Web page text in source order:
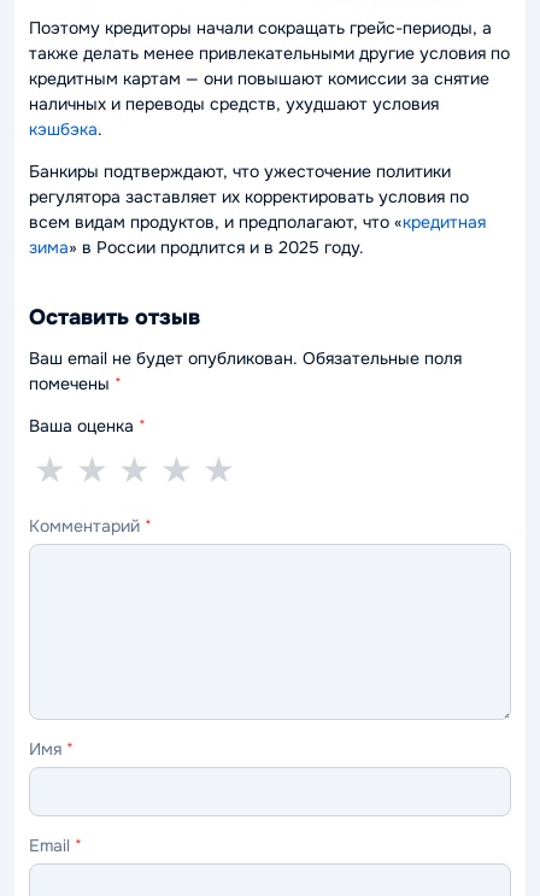
Поэтому кредиторы начали сокращать грейс-периоды, а
также делать менее привлекательными другие условия по
кредитным картам — они повышают комиссии за снятие
наличных и переводы средств, ухудшают условия
кэшбэка.
Банкиры подтверждают, что ужесточение политики
регулятора заставляет их корректировать условия по
всем видам продуктов, и предполагают, что «кредитная
зима» в России продлится и в 2025 году.
Оставить отзыв
Ваш email не будет опубликован. Обязательные поля
помечены *
Ваша оценка *
5
—
★
4
—
★
3
—
★
2
—
★
1
—
★
Комментарий *
Имя *
Email *